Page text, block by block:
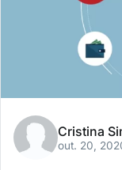
Cristina
out. 20,